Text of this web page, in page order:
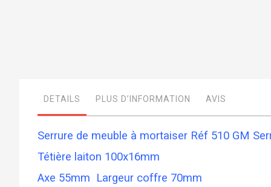
images
DETAILS
Serrure de meuble à mortaiser Réf 510 GM
Tétière laiton 100x16mm
Axe 55mm Largeur coffre 70mm
PLUS D’INFORMATION AVIS